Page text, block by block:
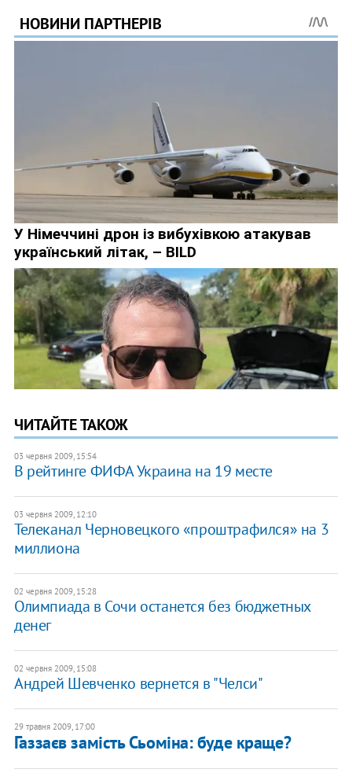
ЧИТАЙТЕ ТАКОЖ
03 червня 2009, 15:54
В рейтинге ФИФА Украина на 19 месте
03 червня 2009, 12:10
Телеканал Черновецкого «проштрафился» на 3
миллиона
02 червня 2009, 15:28
Олимпиада в Сочи останется без бюджетных
денег
02 червня 2009, 15:08
Андрей Шевченко вернется в "Челси"
29 травня 2009, 17:00
Газзаєв замість Сьоміна: буде краще?